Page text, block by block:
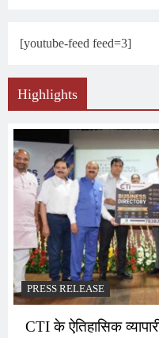
[youtube-feed feed=3]
Highlights
PRESS RELEASE
CTI के ऐतिहासिक